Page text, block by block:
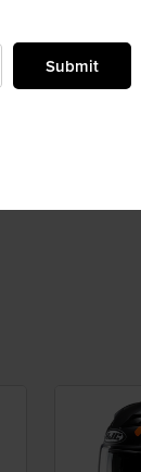
Submit